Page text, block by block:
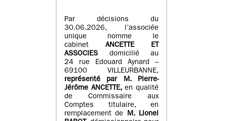
Par décisions du
30.06.2026, l’associée
unique nomme le
cabinet ANCETTE ET
ASSOCIES
domicilié au
24 rue Edouard Aynard –
69100 VILLEURBANNE,
représenté par M.Pierre-
Jérôme ANCETTE, en qualité
de Commissaire aux
Comptes titulaire, en
remplacement de M.Lionel